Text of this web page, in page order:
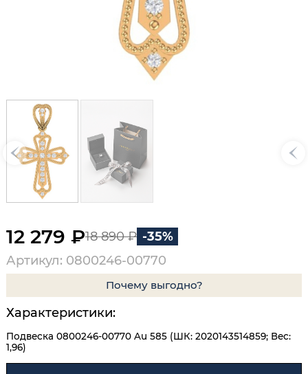
12 279 ₽18 890 ₽ -35%
Артикул: 0800246-00770
Почему выгодно?
Характеристики:
Подвеска 0800246-00770 Au 585 (ШК: 2020143514859; Вес:
1,96)